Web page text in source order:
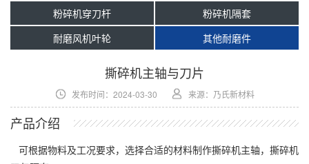
粉碎机穿刀杆
粉碎机隔套
耐磨风机叶轮
其他耐磨件
撕碎机主轴与刀片
发布时间：2024-03-30 来源：乃氏新材料
产品介绍
可根据物料及工况要求，选择合适的材料制作撕碎机主轴，撕碎机